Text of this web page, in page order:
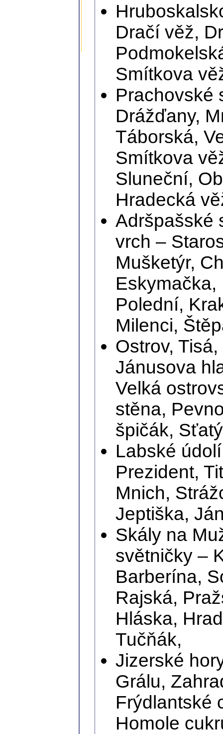
Dračí věž,
Smítkova
Prachovské
Drážďany,
Táborská,
Smítkova
Sluneční,
Hradecká
Adršpašské
vrch –
Mušketýr,
Eskymačka,
Polední,
Milenci,
Ostrov,
Jánusova
Velká
stěna,
špičák,
Labské
Prezident,
Mnich,
Jeptiška,
Skály na
světničky –
Barberína,
Rajská,
Hláska,
Tučňák,
Jizerské
Grálu,
Frýdlantské
Homole